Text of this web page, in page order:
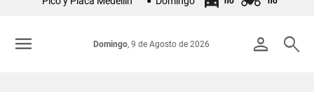
Colombia
person search
Domingo, 9 de Agosto de 2026
menu